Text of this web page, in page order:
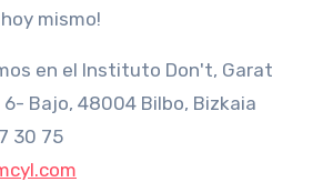
mismo!
en el Instituto Don't, Garat
6- Bajo, 48004 Bilbo, Bizkaia
30 75